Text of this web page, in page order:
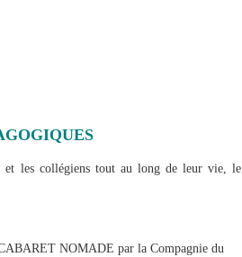
et les collégiens tout au long de leur vie, le
NOMADE par la Compagnie du